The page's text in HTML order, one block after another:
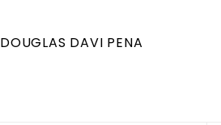
DOUGLAS DAVI PENA